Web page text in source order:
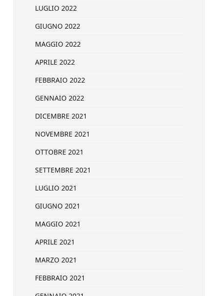
LUGLIO 2022
GIUGNO 2022
MAGGIO 2022
APRILE 2022
FEBBRAIO 2022
GENNAIO 2022
DICEMBRE 2021
NOVEMBRE 2021
OTTOBRE 2021
SETTEMBRE 2021
LUGLIO 2021
GIUGNO 2021
MAGGIO 2021
APRILE 2021
MARZO 2021
FEBBRAIO 2021